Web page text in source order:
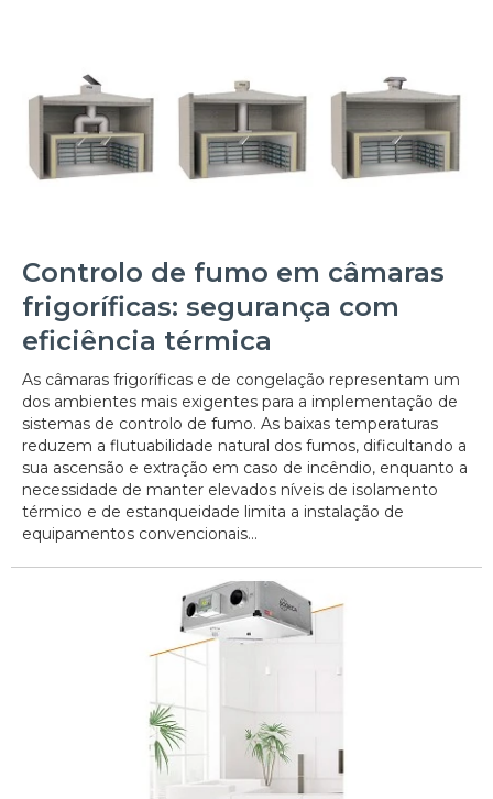
Controlo de fumo em câmaras
frigoríficas: segurança com
eficiência térmica
As câmaras frigoríficas e de congelação representam um
dos ambientes mais exigentes para a implementação de
sistemas de controlo de fumo. As baixas temperaturas
reduzem a flutuabilidade natural dos fumos, dificultando a
sua ascensão e extração em caso de incêndio, enquanto a
necessidade de manter elevados níveis de isolamento
térmico e de estanqueidade limita a instalação de
equipamentos convencionais...